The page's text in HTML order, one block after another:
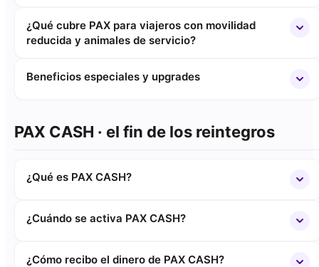
¿Qué cubre PAX para viajeros con movilidad
reducida y animales de servicio?
Beneficios especiales y upgrades
PAX CASH · el fin de los reintegros
¿Qué es PAX CASH?
¿Cuándo se activa PAX CASH?
¿Cómo recibo el dinero de PAX CASH?